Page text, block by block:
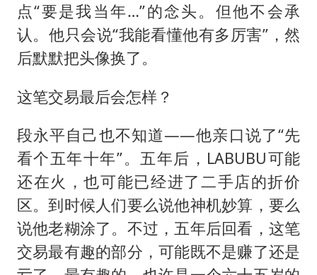
点“要是我当年…”的念头。但他不会承
认。他只会说“我能看懂他有多厉害”，然
后默默把头像换了。
这笔交易最后会怎样？
段永平自己也不知道——他亲口说了“先
看个五年十年”。五年后，LABUBU可能
还在火，也可能已经进了二手店的折价
区。到时候人们要么说他神机妙算，要么
说他老糊涂了。不过，五年后回看，这笔
交易最有趣的部分，可能既不是赚了还是